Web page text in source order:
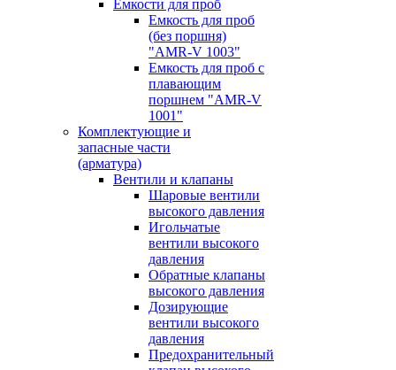
Емкости для проб
Емкость для проб
(без поршня)
"AMR-V 1003"
Емкость для проб с
плавающим
поршнем "AMR-V
1001"
Комплектующие и
запасные части
(арматура)
Вентили и клапаны
Шаровые вентили
высокого давления
Игольчатые
вентили высокого
давления
Обратные клапаны
высокого давления
Дозирующие
вентили высокого
давления
Предохранительный